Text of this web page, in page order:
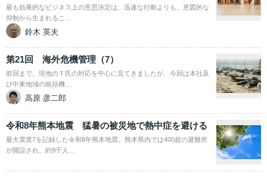
最も効果的なビジネス上の意思決定は、迅速な行動よりも、意図的な
抑制から生まれるこ…
鈴木 英夫
第21回 海外危機管理（7）
前回まで、現地のＴ氏の対応を中心に見てきましたが、今回は本社及
び中東地域の統括機…
高原 彦二郎
令和8年熊本地震 猛暑の被災地で熱中症を避ける
最大震度7を記録した令和8年熊本地震。熊本県内では400超の避難所
が開設され、約9千人…